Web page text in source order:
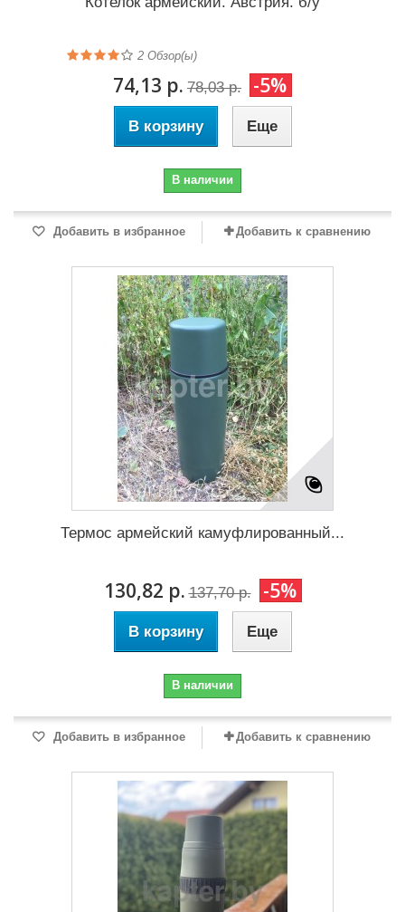
2 Обзор(ы)
74,13 р. 78,03 р. -5%
В корзину Еще
В наличии
Добавить в избранное Добавить к сравнению
Термос армейский камуфлированный...
130,82 р. 137,70 р. -5%
В корзину Еще
В наличии
Добавить в избранное Добавить к сравнению